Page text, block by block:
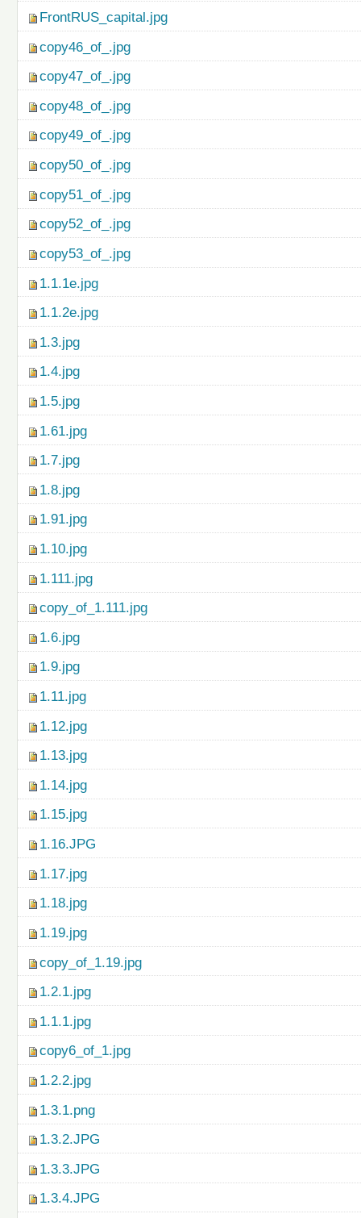
FrontRUS_capital.jpg
copy46_of_.jpg
copy47_of_.jpg
copy48_of_.jpg
copy49_of_.jpg
copy50_of_.jpg
copy51_of_.jpg
copy52_of_.jpg
copy53_of_.jpg
1.1.1e.jpg
1.1.2e.jpg
1.3.jpg
1.4.jpg
1.5.jpg
1.61.jpg
1.7.jpg
1.8.jpg
1.91.jpg
1.10.jpg
1.111.jpg
copy_of_1.111.jpg
1.6.jpg
1.9.jpg
1.11.jpg
1.12.jpg
1.13.jpg
1.14.jpg
1.15.jpg
1.16.JPG
1.17.jpg
1.18.jpg
1.19.jpg
copy_of_1.19.jpg
1.2.1.jpg
1.1.1.jpg
copy6_of_1.jpg
1.2.2.jpg
1.3.1.png
1.3.2.JPG
1.3.3.JPG
1.3.4.JPG